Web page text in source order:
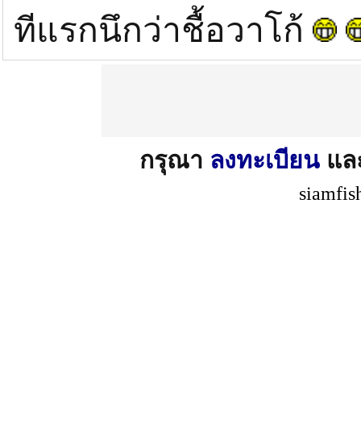
ทีแรกนึกว่าชื้อวาโก้
กรุณา ลงทะเบียน แ